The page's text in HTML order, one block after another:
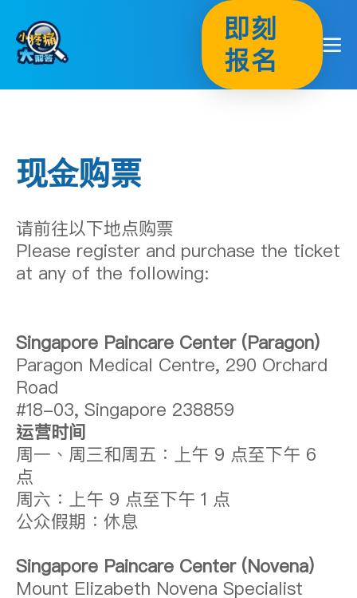
content
即刻
报名
现金购票
请前往以下地点购票
Please register and purchase the ticket
at any of the following:
Singapore Paincare Center (Paragon)
Paragon Medical Centre, 290 Orchard
Road
#18-03, Singapore 238859
运营时间
周一、周三和周五：上午 9 点至下午 6
点
周六：上午 9 点至下午 1 点
公众假期：休息
Singapore Paincare Center (Novena)
Mount Elizabeth Novena Specialist